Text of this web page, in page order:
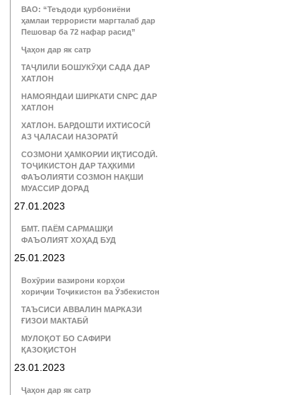
ВАО: “Теъдоди қурбониёни
ҳамлаи террористи маргталаб дар
Пешовар ба 72 нафар расид”
Ҷаҳон дар як сатр
ТАҶЛИЛИ БОШУКӮҲИ САДА ДАР
ХАТЛОН
НАМОЯНДАИ ШИРКАТИ CNPC ДАР
ХАТЛОН
ХАТЛОН. БАРДОШТИ ИХТИСОСӢ
АЗ ҶАЛАСАИ НАЗОРАТӢ
СОЗМОНИ ҲАМКОРИИ ИҚТИСОДӢ.
ТОҶИКИСТОН ДАР ТАҲКИМИ
ФАЪОЛИЯТИ СОЗМОН НАҚШИ
МУАССИР ДОРАД
27.01.2023
БМТ. ПАЁМ САРМАШҚИ
ФАЪОЛИЯТ ХОҲАД БУД
25.01.2023
Вохӯрии вазирони корҳои
хориҷии Тоҷикистон ва Ӯзбекистон
ТАЪСИСИ АВВАЛИН МАРКАЗИ
ҒИЗОИ МАКТАБӢ
МУЛОҚОТ БО САФИРИ
ҚАЗОҚИСТОН
23.01.2023
Ҷаҳон дар як сатр